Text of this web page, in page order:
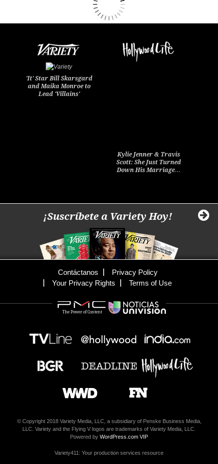
'It' Star Bill Skarsgard
and Maika Monroe to
Lead 'Villains'
Kylie Jenner & Travis
Scott: She Just Turned
Down His Marriage…
¡Suscríbete a Variety Hoy!
Contáctanos
Privacy Policy
Your Privacy Rights
Terms of Use
The Power of Content
© Copyright 2018 Variety Media, LLC, a subsidiary of Penske Business Media,
LLC. Variety and the Flying V logos are trademarks of Variety Media, LLC.
Powered by WordPress.com VIP
Variety411: Your production services resource